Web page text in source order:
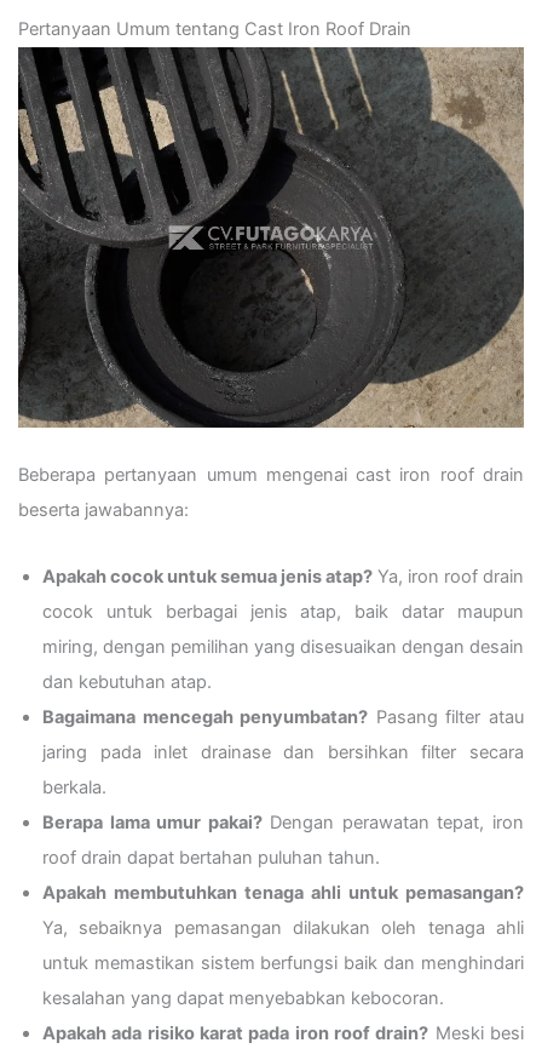
Pertanyaan Umum tentang Cast Iron Roof Drain
Beberapa pertanyaan umum mengenai cast iron roof drain
beserta jawabannya:
Apakah cocok untuk semua jenis atap? Ya, iron roof drain
cocok untuk berbagai jenis atap, baik datar maupun
miring, dengan pemilihan yang disesuaikan dengan desain
dan kebutuhan atap.
Bagaimana mencegah penyumbatan? Pasang filter atau
jaring pada inlet drainase dan bersihkan filter secara
berkala.
Berapa lama umur pakai?Dengan perawatan tepat, iron
roof drain dapat bertahan puluhan tahun.
Apakah membutuhkan tenaga ahli untuk pemasangan?
Ya, sebaiknya pemasangan dilakukan oleh tenaga ahli
untuk memastikan sistem berfungsi baik dan menghindari
kesalahan yang dapat menyebabkan kebocoran.
Apakah ada risiko karat pada iron roof drain? Meski besi